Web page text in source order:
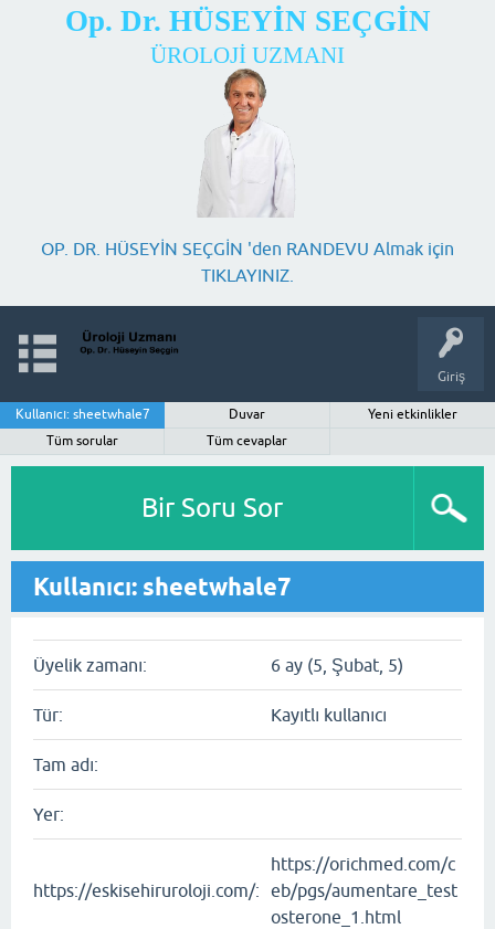
Op. Dr. HÜSEYİN SEÇGİN
ÜROLOJİ UZMANI
OP. DR. HÜSEYİN SEÇGİN 'den RANDEVU Almak için
TIKLAYINIZ.
Giriş
Kullanıcı: sheetwhale7 Duvar
Yeni etkinlikler
Tüm sorular
Tüm cevaplar
Bir Soru Sor
Kullanıcı: sheetwhale7
Üyelik zamanı: 6 ay (5, Şubat, 5)
Tür: Kayıtlı kullanıcı
Tam adı:
Yer:
https://eskisehiruroloji.com/:
https://orichmed.com/c
eb/pgs/aumentare_test
osterone_1.html